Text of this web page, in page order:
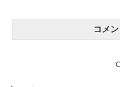
コメ